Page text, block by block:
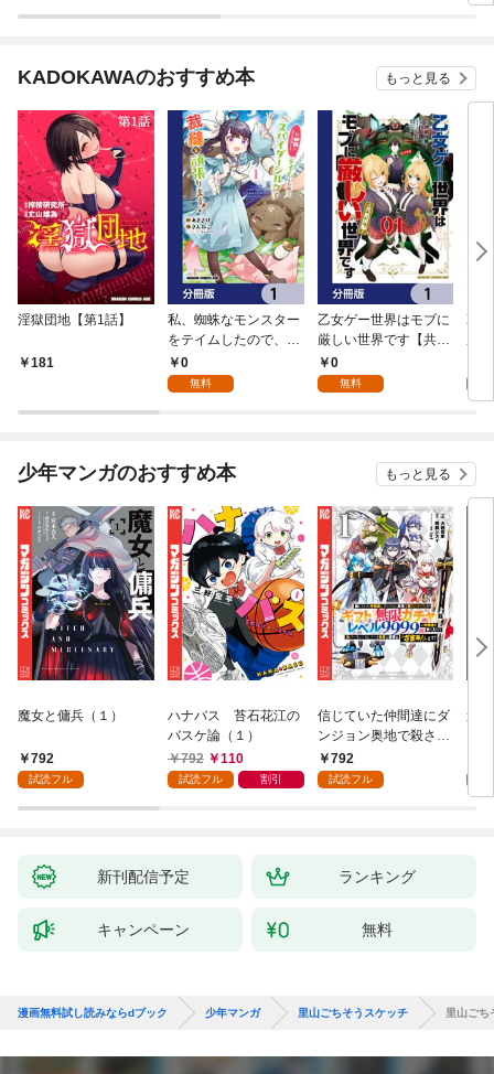
KADOKAWAのおすすめ本 もっと見る
淫獄団地【第1話】
181
私、蜘蛛なモンスター
をテイムしたので、ス
パイダーシルクで裁縫
を頑張ります！【分冊
0
無料
乙女ゲー世界はモブに
厳しい世界です【共和
国編】【分冊版】 1
0
無料
乙
少年マンガのおすすめ本 もっと見る
魔女と傭兵（１）
792
試読フル
ハナバス 苔石花江の
バスケ論（１）
792
110
試読フル 割引
信じていた仲間達にダ
ンジョン奥地で殺され
かけたがギフト『無限
ガチャ』でレベル９９
（１）
792
試読フル
追
強
～
新刊配信予定 ランキング
キャンペーン 無料
漫画無料試し読みならdブック 少年マンガ 里山ごちそうスケッチ 里山ごち